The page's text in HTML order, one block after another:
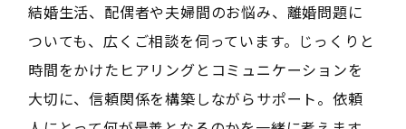
結婚生活、配偶者や夫婦間のお悩み、離婚問題に
ついても、広くご相談を伺っています。じっくりと
時間をかけたヒアリングとコミュニケーションを
大切に、信頼関係を構築しながらサポート。依頼